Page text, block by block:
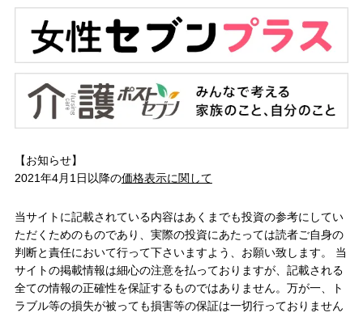
【お知らせ】
2021年4月1日以降の価格表示に関して
当サイトに記載されている内容はあくまでも投資の参考にしてい
ただくためのものであり、実際の投資にあたっては読者ご自身の
判断と責任において行って下さいますよう、お願い致します。 当
サイトの掲載情報は細心の注意を払っておりますが、記載される
全ての情報の正確性を保証するものではありません。万が一、ト
ラブル等の損失が被っても損害等の保証は一切行っておりません